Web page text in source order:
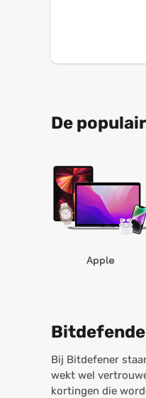
De
Apple
Bij Bitdefener
wekt wel
kortingen die